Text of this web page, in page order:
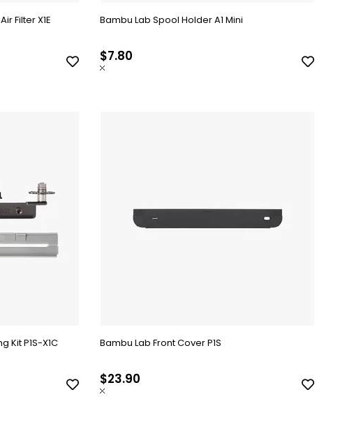
Filter X1E Bambu Lab Spool Holder A1 Mini
$7.80
Kit P1S-X1C Bambu Lab Front Cover P1S
$23.90